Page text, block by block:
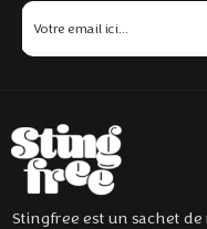
Stingfree est un sachet